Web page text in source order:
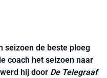
seizoen de beste ploeg
coach het seizoen naar
hij door De Telegraaf